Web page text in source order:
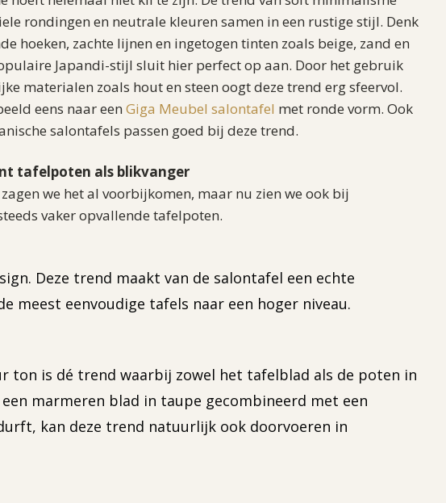
rondingen en neutrale kleuren samen in een rustige stijl. Denk
hoeken, zachte lijnen en ingetogen tinten zoals beige, zand en
Japandi-stijl sluit hier perfect op aan. Door het gebruik
materialen zoals hout en steen oogt deze trend erg sfeervol.
eens naar een Giga Meubel salontafel met ronde vorm. Ook
salontafels passen goed bij deze trend.
tafelpoten als blikvanger
we het al voorbijkomen, maar nu zien we ook bij
vaker opvallende tafelpoten.
Deze trend maakt van de salontafel een echte
meest eenvoudige tafels naar een hoger niveau.
ton is dé trend waarbij zowel het tafelblad als de poten in
marmeren blad in taupe gecombineerd met een
kan deze trend natuurlijk ook doorvoeren in